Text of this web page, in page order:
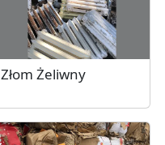
Złom Żeliwny